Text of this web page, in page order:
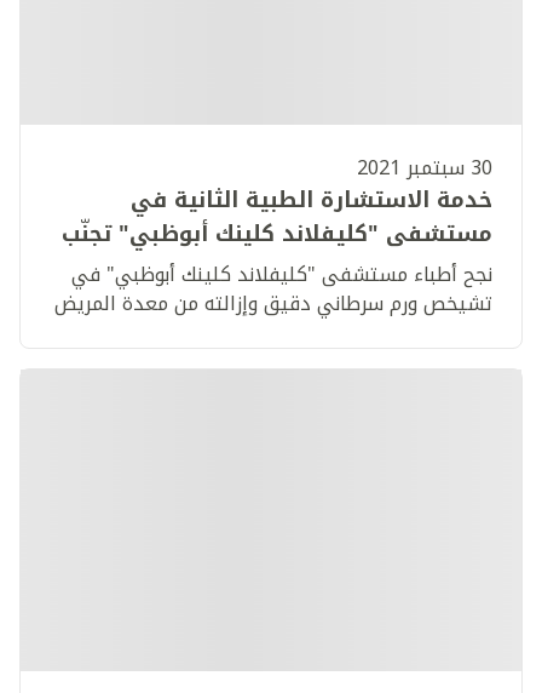
30 سبتمبر 2021
خدمة الاستشارة الطبية الثانية في
مستشفى "كليفلاند كلينك أبوظبي" تجنّب
شاباً هندياً عملية جراحية لاستئصال كامل
معدته
نجح أطباء مستشفى "كليفلاند كلينك أبوظبي" في
تشيخص ورم سرطاني دقيق وإزالته من معدة المريض